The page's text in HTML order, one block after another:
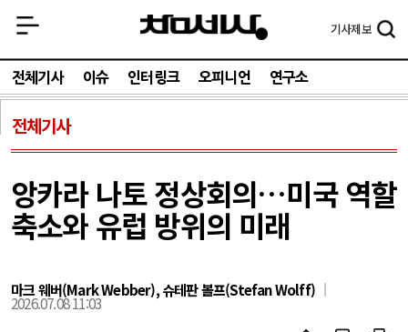
기사제보
전체기사 이슈 인터링크 오피니언 연구소
전체기사
앙카라 나토 정상회의…미국 역할
축소와 유럽 방위의 미래
마크 웨버(Mark Webber), 슈테판 볼프(Stefan Wolff)
2026.07.08 11:03